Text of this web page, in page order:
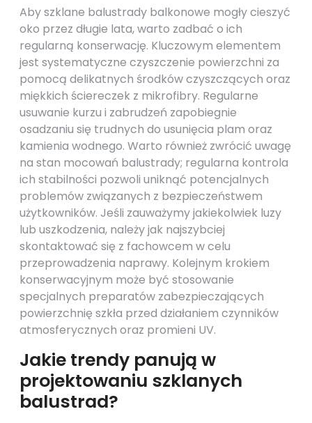
Aby szklane balustrady balkonowe mogły cieszyć
oko przez długie lata, warto zadbać o ich
regularną konserwację. Kluczowym elementem
jest systematyczne czyszczenie powierzchni za
pomocą delikatnych środków czyszczących oraz
miękkich ściereczek z mikrofibry. Regularne
usuwanie kurzu i zabrudzeń zapobiegnie
osadzaniu się trudnych do usunięcia plam oraz
kamienia wodnego. Warto również zwrócić uwagę
na stan mocowań balustrady; regularna kontrola
ich stabilności pozwoli uniknąć potencjalnych
problemów związanych z bezpieczeństwem
użytkowników. Jeśli zauważymy jakiekolwiek luzy
lub uszkodzenia, należy jak najszybciej
skontaktować się z fachowcem w celu
przeprowadzenia naprawy. Kolejnym krokiem
konserwacyjnym może być stosowanie
specjalnych preparatów zabezpieczających
powierzchnię szkła przed działaniem czynników
atmosferycznych oraz promieni UV.
Jakie trendy panują w
projektowaniu szklanych
balustrad?